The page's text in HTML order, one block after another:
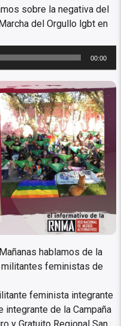
sobre la negativa del
del Orgullo lgbt en
00:00
hablamos de la
feministas de
feminista integrante
integrante de la Campaña